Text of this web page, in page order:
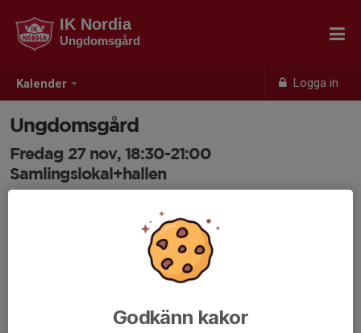
Kalender Logga in
IK Nordia
Ungdomsgård
Ungdomsgård
Fredag 27 nov, 18:30-21:00
Samlingslokal+hallen
Anmälan är öppen för ungdomsgårds alla medlemmar.
Godkänn kakor